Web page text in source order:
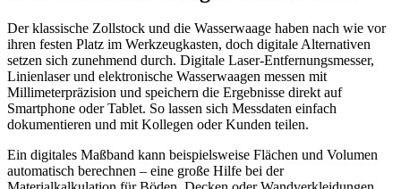
Der klassische Zollstock und die Wasserwaage haben nach wie vor
ihren festen Platz im Werkzeugkasten, doch digitale Alternativen
setzen sich zunehmend durch. Digitale Laser-Entfernungsmesser,
Linienlaser und elektronische Wasserwaagen messen mit
Millimeterpräzision und speichern die Ergebnisse direkt auf
Smartphone oder Tablet. So lassen sich Messdaten einfach
dokumentieren und mit Kollegen oder Kunden teilen.
Ein digitales Maßband kann beispielsweise Flächen und Volumen
automatisch berechnen – eine große Hilfe bei der